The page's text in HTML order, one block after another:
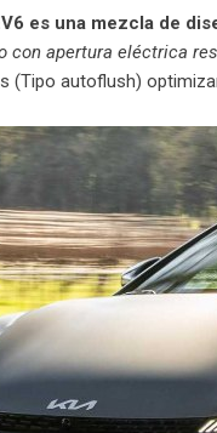
es una mezcla de
con apertura eléctrica
(Tipo autoflush)